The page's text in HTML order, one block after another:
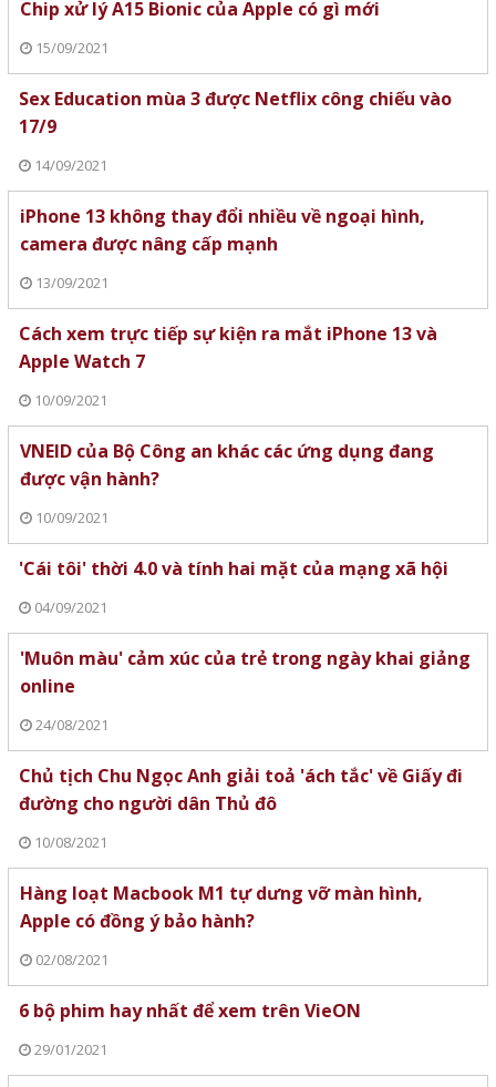
Chip xử lý A15 Bionic của Apple có gì mới
15/09/2021
Sex Education mùa 3 được Netflix công chiếu vào
17/9
14/09/2021
iPhone 13 không thay đổi nhiều về ngoại hình,
camera được nâng cấp mạnh
13/09/2021
Cách xem trực tiếp sự kiện ra mắt iPhone 13 và
Apple Watch 7
10/09/2021
VNEID của Bộ Công an khác các ứng dụng đang
được vận hành?
10/09/2021
'Cái tôi' thời 4.0 và tính hai mặt của mạng xã hội
04/09/2021
'Muôn màu' cảm xúc của trẻ trong ngày khai giảng
online
24/08/2021
Chủ tịch Chu Ngọc Anh giải toả 'ách tắc' về Giấy đi
đường cho người dân Thủ đô
10/08/2021
Hàng loạt Macbook M1 tự dưng vỡ màn hình,
Apple có đồng ý bảo hành?
02/08/2021
6 bộ phim hay nhất để xem trên VieON
29/01/2021